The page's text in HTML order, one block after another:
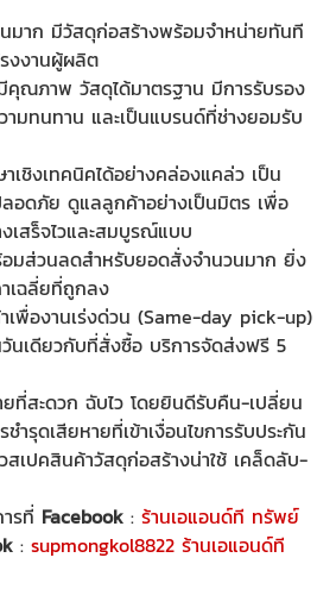
มาก มีวัสดุก่อสร้างพร้อมจำหน่ายทันที
งงานผู้ผลิต
คุณภาพ วัสดุได้มาตรฐาน มีการรับรอง
ามทนทาน และเป็นแบรนด์ที่ช่างยอมรับ
เชิงเทคนิคได้อย่างคล่องแคล่ว เป็น
อดภัย ดูแลลูกค้าอย่างเป็นมิตร เพื่อ
เสร็จไวและสมบูรณ์แบบ
มส่วนลดสำหรับยอดสั่งจำนวนมาก ยิ่ง
าเฉลี่ยที่ถูกลง
เพื่องานเร่งด่วน (Same-day pick-up)
วันเดียวกับที่สั่งซื้อ บริการจัดส่งฟรี 5
ยที่สะดวก ฉับไว โดยยินดีรับคืน-เปลี่ยน
ำรุดเสียหายที่เข้าเงื่อนไขการรับประกัน
สเปคสินค้าวัสดุก่อสร้างน่าใช้ เคล็ดลับ-
รที่ Facebook : ร้านเอแอนด์ที ทรัพย์
: supmongkol8822 ร้านเอแอนด์ที